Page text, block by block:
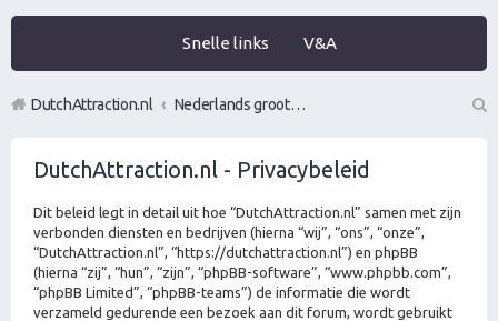
Snelle links V&A
DutchAttraction.nl
Nederlands grootste Dutch Attraction, Lifestyle, Vrouwen versieren en Pick-Up (PUA) Forum
DutchAttraction.nl - Privacybeleid
Dit beleid legt in detail uit hoe “DutchAttraction.nl” samen met zijn
verbonden diensten en bedrijven (hierna “wij”, “ons”, “onze”,
“DutchAttraction.nl”, “https://dutchattraction.nl”) en phpBB
(hierna “zij”, “hun”, “zijn”, “phpBB-software”, “www.phpbb.com”,
“phpBB Limited”, “phpBB-teams”) de informatie die wordt
verzameld gedurende een bezoek aan dit forum, wordt gebruikt